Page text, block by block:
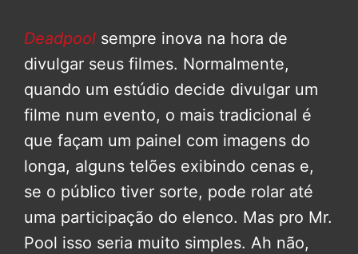
Deadpool sempre inova na hora de
divulgar seus filmes. Normalmente,
quando um estúdio decide divulgar um
filme num evento, o mais tradicional é
que façam um painel com imagens do
longa, alguns telões exibindo cenas e,
se o público tiver sorte, pode rolar até
uma participação do elenco. Mas pro Mr.
Pool isso seria muito simples. Ah não,